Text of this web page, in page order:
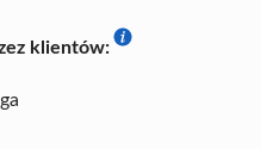
klientów: